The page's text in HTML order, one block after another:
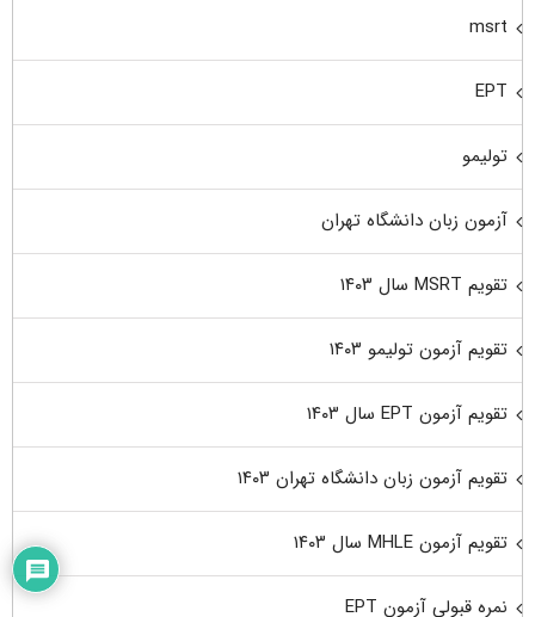
msrt
EPT
تولیمو
آزمون زبان دانشگاه تهران
تقویم MSRT سال ۱۴۰۳
تقویم آزمون تولیمو ۱۴۰۳
تقویم آزمون EPT سال ۱۴۰۳
تقویم آزمون زبان دانشگاه تهران ۱۴۰۳
تقویم آزمون MHLE سال ۱۴۰۳
نمره قبولی آزمون EPT